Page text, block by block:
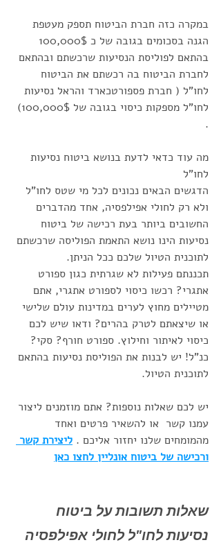
במקרה כזה חברת הביטוח תספק מעטפת
בהתאם לפוליסת הנסיעות שרכשתם ובהתאם
לחברת הביטוח בה רכשתם את הביטוח
לחו"ל ( חברת פספורטכארד והראל נסיעות
לחו"ל מספקות כיסוי בגובה של 100,000$)
.
מה עוד כדאי לדעת בנושא ביטוח נסיעות
לחו"ל
הדגשים הבאים נכונים לכל מי שטס לחו"ל
ולא רק לחולי אפילפסיה, אחד מהדברים
החשובים ביותר בעת רכישה של ביטוח
נסיעות הינו נושא התאמת הפוליסה שרכשתם
לתוכנית הטיול שלכם ככל הניתן.
תכננתם פעילות לא שגרתית כגון ספורט
אתגרי? רכשו כיסוי לספורט אתגרי, אתם
מטיילים מחוץ לערים במדינות עולם שלישי
או שיצאתם לטרק בהרים? ודאו שיש לכם
כיסוי לאיתור וחילוץ. ספורט חורף? סקי?
כנ"ל! יש לבנות את הפוליסת נסיעות בהתאם
לתוכנית הטיול.
יש לכם שאלות נוספות? אתם מוזמנים ליצור
עמנו קשר  או להשאיר פרטים ואחד
מהמומחים שלנו יחזור אליכם . ליצירת קשר
ורכישה של ביטוח אונליין לחצו כאן
שאלות תשובות על ביטוח
נסיעות לחו"ל לחולי אפילפסיה